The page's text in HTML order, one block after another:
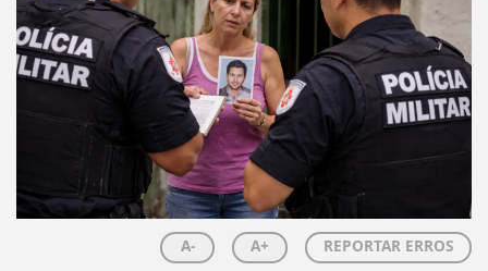
A- A+ REPORTAR ERROS